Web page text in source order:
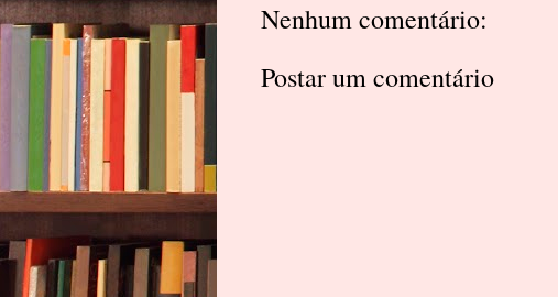
Nenhum comentário:
Postar um comentário